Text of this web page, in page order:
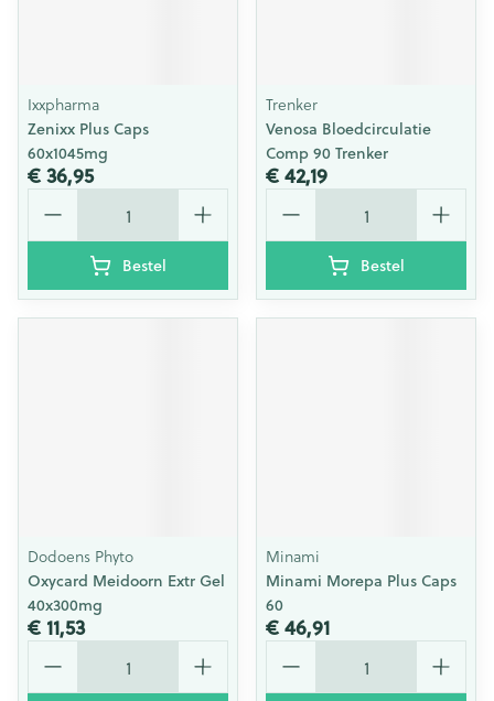
Ixxpharma
Zenixx Plus Caps
60x1045mg
€ 36,95
Aantal
Bestel
Trenker
Venosa Bloedcirculatie
Comp 90 Trenker
€ 42,19
Aantal
Bestel
Dodoens Phyto
Oxycard Meidoorn Extr Gel
40x300mg
€ 11,53
Aantal
Minami
Minami Morepa Plus Caps
60
€ 46,91
Aantal